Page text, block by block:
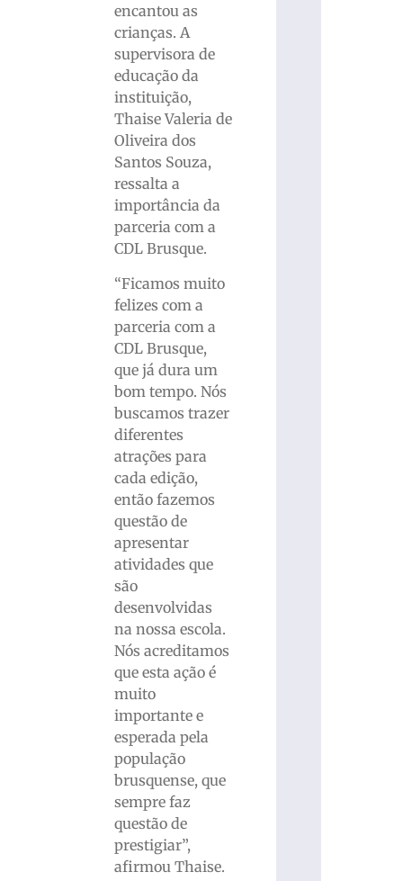
encantou as
crianças. A
supervisora de
educação da
instituição,
Thaise Valeria de
Oliveira dos
Santos Souza,
ressalta a
importância da
parceria com a
CDL Brusque.
“Ficamos muito
felizes com a
parceria com a
CDL Brusque,
que já dura um
bom tempo. Nós
buscamos trazer
diferentes
atrações para
cada edição,
então fazemos
questão de
apresentar
atividades que
são
desenvolvidas
na nossa escola.
Nós acreditamos
que esta ação é
muito
importante e
esperada pela
população
brusquense, que
sempre faz
questão de
prestigiar”,
afirmou Thaise.